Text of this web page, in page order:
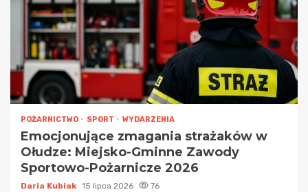
POŻARNICTWO SPORT WYDARZENIA
Emocjonujące zmagania strażaków w
Ołudze: Miejsko-Gminne Zawody
Sportowo-Pożarnicze 2026
Daria Kubiak 15 lipca 2026 76